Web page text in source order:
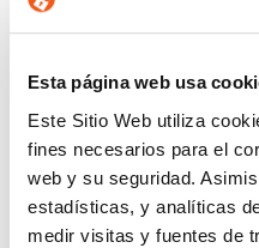
Esta página web usa
Este Sitio Web utiliza
fines necesarios para el
web y su seguridad.
estadísticas, y analíticas
medir visitas y fuentes de
De conformidad con el RGPD y
PRIVACIDAD DE DATOS, S.L.
finalidad de contestar a las
del presente formulario y
ejercer, si lo desea, los